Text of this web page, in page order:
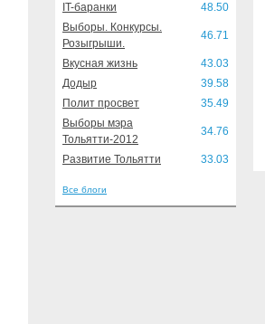
IT-баранки
48.50
Выборы. Конкурсы.
Розыгрыши.
46.71
Вкусная жизнь
43.03
Додыр
39.58
Полит просвет
35.49
Выборы мэра
Тольятти-2012
34.76
Развитие Тольятти 33.03
Все блоги